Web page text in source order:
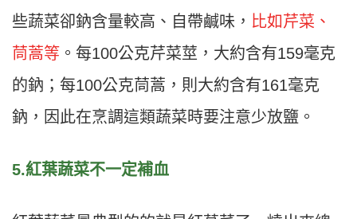
些蔬菜卻鈉含量較高、自帶鹹味， 比如芹菜、
茼蒿等 。每100公克芹菜莖，大約含有159毫克
的鈉；每100公克茼蒿，則大約含有161毫克
鈉，因此在烹調這類蔬菜時要注意少放鹽。
5.紅葉蔬菜不一定補血